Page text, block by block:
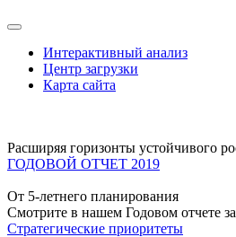
Интерактивный анализ
Центр загрузки
Карта сайта
Расширяя горизонты устойчивого
ГОДОВОЙ ОТЧЕТ 2019
От 5-летнего планирования
Смотрите в нашем Годовом отчете
Стратегические приоритеты